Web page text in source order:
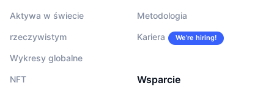
Aktywa w świecie
rzeczywistym
Wykresy globalne
NFT
Metodologia
Kariera We’re hiring!
Wsparcie